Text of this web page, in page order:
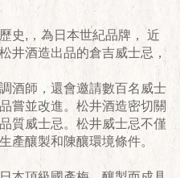
史,，為日本世紀品牌， 近
井酒造出品的倉吉威士忌，
酒師，還會邀請數百名威士
嘗並改進。松井酒造密切關
質威士忌。松井威士忌不僅
產釀製和陳釀環境條件。